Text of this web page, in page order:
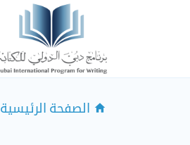
الصفحة الرئيسية